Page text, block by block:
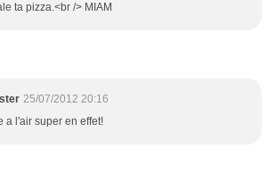
ta pizza.<br /> MIAM
25/07/2012 20:16
a l'air super en effet!